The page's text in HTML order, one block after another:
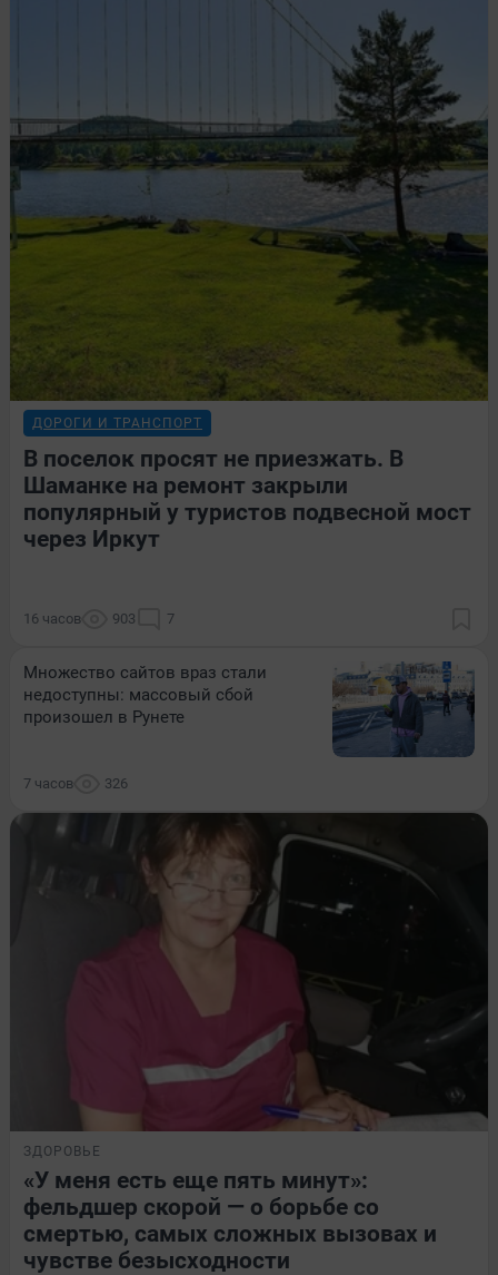
ДОРОГИ И ТРАНСПОРТ
В поселок просят не приезжать. В
Шаманке на ремонт закрыли
популярный у туристов подвесной мост
через Иркут
16 часов 903 7
Множество сайтов враз стали
недоступны: массовый сбой
произошел в Рунете
7 часов 326
ЗДОРОВЬЕ
«У меня есть еще пять минут»:
фельдшер скорой — о борьбе со
смертью, самых сложных вызовах и
чувстве безысходности